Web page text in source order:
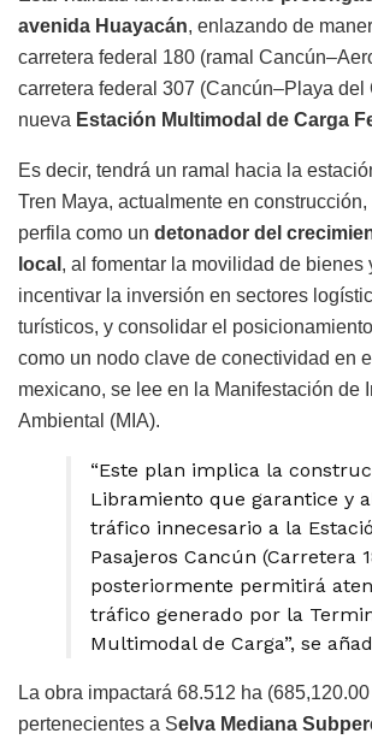
avenida Huayacán, enlazando de
carretera federal 180 (ramal
carretera federal 307 (Cancún–Playa del
nueva Estación Multimodal de Carga
Es decir, tendrá un ramal hacia la
Tren Maya, actualmente en
perfila como un detonador del
local , al fomentar la movilidad de bienes
incentivar la inversión en sectores
turísticos, y consolidar el
como un nodo clave de conectividad en
mexicano, se lee en la Manifestación de
Ambiental (MIA).
“Este plan implica la
Libramiento que garantice y
tráfico innecesario a la
Pasajeros Cancún (Carretera
posteriormente permitirá
tráfico generado por la
Multimodal de Carga”, se
La obra impactará 68.512 ha (685,120.00
pertenecientes a Selva Mediana